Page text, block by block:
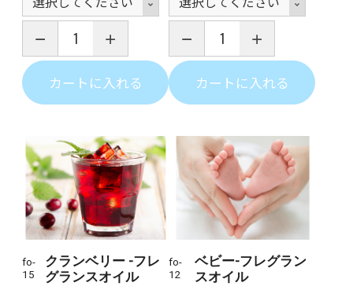
カートに入れる カートに入れる
fo-
15
クランベリー -フレ
グランスオイル
fo-
12
ベビー-フレグラン
スオイル